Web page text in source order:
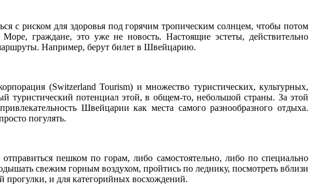
с риском для здоровья под горячим тропическим солнцем, чтобы потом
граждане, это уже не новость. Настоящие эстеты, действительно
Например, берут билет в Швейцарию.
(Switzerland Tourism) и множество туристических, культурных,
туристический потенциал этой, в общем-то, небольшой страны. За этой
Швейцарии как места самого разнообразного отдыха.
погулять.
пешком по горам, либо самостоятельно, либо по специально
свежим горным воздухом, пройтись по леднику, посмотреть вблизи
прогулки, и для категорийных восхождений.